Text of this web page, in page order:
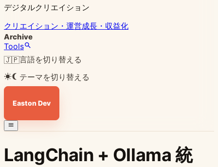
デジタルクリエイション
クリエイション・運営成長・収益化
Archive
Tools
🇯🇵言語を切り替える
テーマを切り替える
Easton Dev
LangChain + Ollama 統